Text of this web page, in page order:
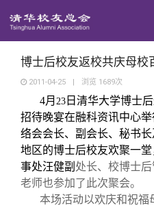
地区联络
年级联络
院系校友工
专业委员会
回馈母校
捐赠项目
捐赠新闻
捐赠纪事
媒体平台
《清华校
《水木清华
百年清华
清华人物
校友服务
博士后校友返校共庆母校
2011-04-25 | 浏览 1689次
4月 23 日清华大学博士
招待晚宴在融科资讯中心举
络会会长、副会长、秘书长
地区的博士后校友欢聚一堂
事处汪健副 处长、校博士
老师也参加了此次聚会。
本场活动以欢庆和祝福